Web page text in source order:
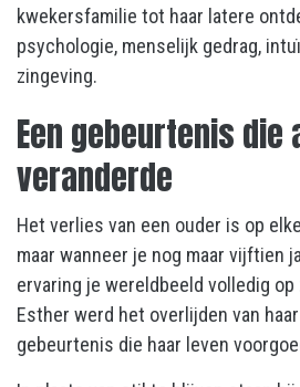
kwekersfamilie tot haar latere
psychologie, menselijk gedrag,
zingeving.
Een gebeurtenis die
veranderde
Het verlies van een ouder is op
maar wanneer je nog maar vijftien
ervaring je wereldbeeld volledig
Esther werd het overlijden van
gebeurtenis die haar leven